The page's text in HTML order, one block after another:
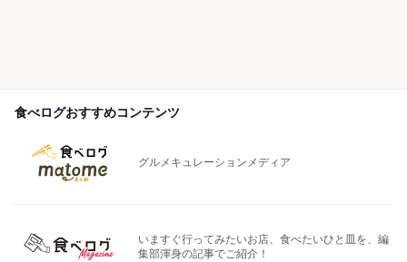
食べログおすすめコンテンツ
グルメキュレーションメディア
いますぐ行ってみたいお店、食べたいひと皿を、編
集部渾身の記事でご紹介！